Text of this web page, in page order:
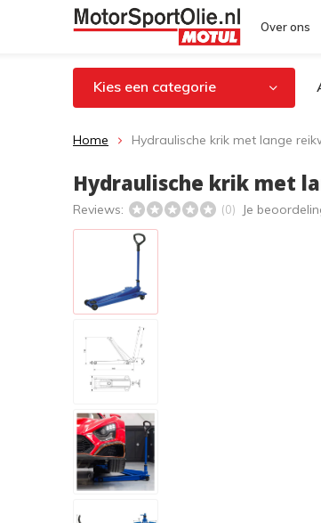
Over ons
Kies een categorie
Home Hydraulische krik met lange
Hydraulische krik met
Reviews: (0) Je